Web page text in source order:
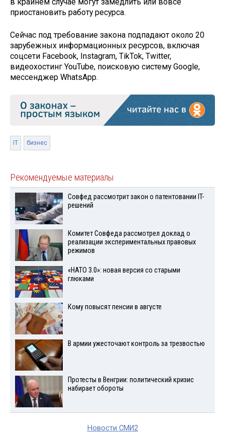
в крайнем случае могут замедлить или вовсе
приостановить работу ресурса.
Сейчас под требование закона подпадают около 20
зарубежных информационных ресурсов, включая
соцсети Facebook, Instagram, TikTok, Twitter,
видеохостинг YouTube, поисковую систему Google,
мессенджер WhatsApp.
IT бизнес
Рекомендуемые материалы
Совфед рассмотрит закон о патентовании IT-
решений
Комитет Совфеда рассмотрел доклад о
реализации экспериментальных правовых
режимов
«НАТО 3.0»: новая версия со старыми
глюками
Кому повысят пенсии в августе
В армии ужесточают контроль за трезвостью
Протесты в Венгрии: политический кризис
набирает обороты
Новости СМИ2